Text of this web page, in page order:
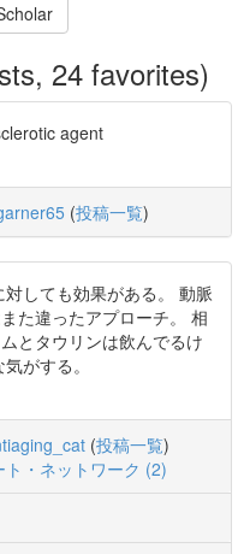
24 favorites)
agent
(投稿一覧)
しても効果がある。 動脈
た違ったアプローチ。 相
とタウリンは飲んでるけ
がする。
(投稿一覧)
ト・ネットワーク (2)